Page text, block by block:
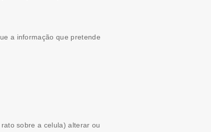
a informação que pretende
sobre a celula) alterar ou